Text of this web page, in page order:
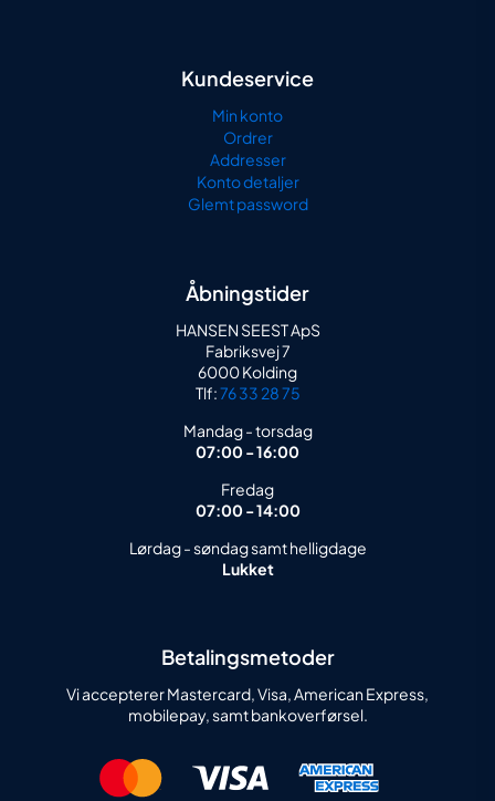
Kundeservice
Min konto
Ordrer
Addresser
Konto detaljer
Glemt password
Åbningstider
HANSEN SEEST ApS
Fabriksvej 7
6000 Kolding
Tlf:76 33 28 75
Mandag - torsdag
07:00 - 16:00
Fredag
07:00 - 14:00
Lørdag - søndag samt helligdage
Lukket
Betalingsmetoder
Vi accepterer Mastercard, Visa, American Express,
mobilepay, samt bankoverførsel.